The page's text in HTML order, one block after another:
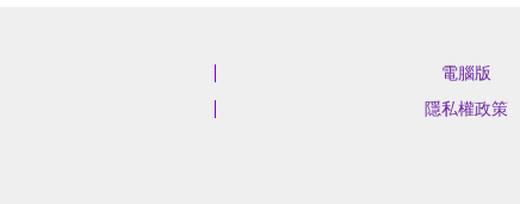
電腦版
隱私權政策